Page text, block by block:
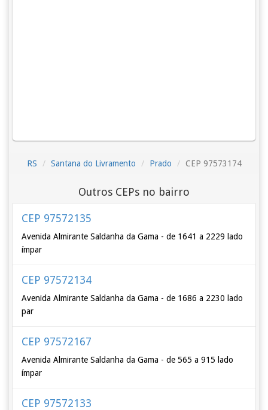
RS Santana do Livramento Prado CEP 97573174
Outros CEPs no bairro
CEP 97572135
Avenida Almirante Saldanha da Gama - de 1641 a 2229 lado
ímpar
CEP 97572134
Avenida Almirante Saldanha da Gama - de 1686 a 2230 lado
par
CEP 97572167
Avenida Almirante Saldanha da Gama - de 565 a 915 lado
ímpar
CEP 97572133